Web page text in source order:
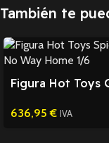
También te
Figura Hot Toys
636,95€ IVA